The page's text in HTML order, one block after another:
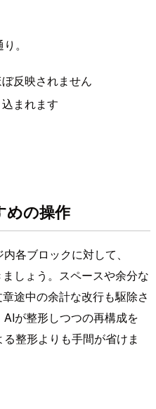
。
反映されません
まれます
めの操作
各ブロックに対して、
しょう。スペースや余分な
途中の余計な改行も駆除さ
が整形しつつの再構成を
整形よりも手間が省けま